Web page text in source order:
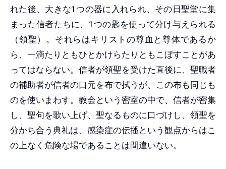
れた後、大きな1つの器に入れられ、その日聖堂に集
まった信者たちに、1つの匙を使って分け与えられる
（領聖）。それらはキリストの尊血と尊体であるか
ら、一滴たりともひとかけらたりともこぼすことがあ
ってはならない。信者が領聖を受けた直後に、聖職者
の補助者が信者の口元を布で拭うが、この布も同じも
のを使いまわす。教会という密室の中で、信者が密集
し、聖句を歌い上げ、聖なるものに口づけし、領聖を
分かち合う典礼は、感染症の伝播という観点からはこ
の上なく危険な場であることは間違いない。